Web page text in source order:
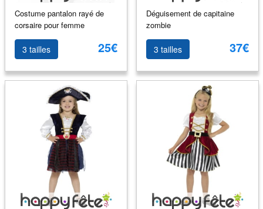
Costume pantalon rayé de
corsaire pour femme
3 tailles 25€
Déguisement de capitaine
zombie
3 tailles 37€